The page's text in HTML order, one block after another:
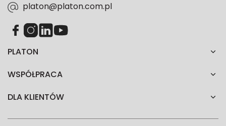
PLATON
WSPÓŁPRACA
DLA KLIENTÓW
platon@platon.com.pl